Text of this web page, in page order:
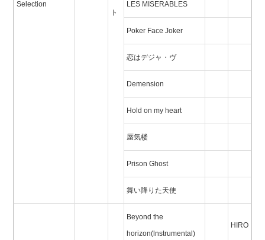
Selection
ト
LES MISERABLES
Poker Face Joker
恋はデジャ・ヴ
Demension
Hold on my heart
蜃気楼
Prison Ghost
舞い降りた天使
Beyond the
horizon(lnstrumental)
HIRO